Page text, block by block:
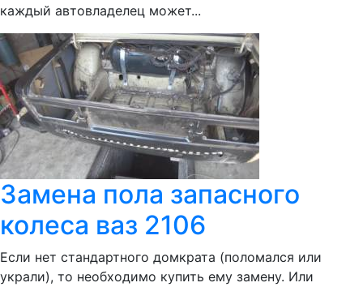
каждый автовладелец может...
Замена пола запасного
колеса ваз 2106
Если нет стандартного домкрата (поломался или
украли), то необходимо купить ему замену. Или